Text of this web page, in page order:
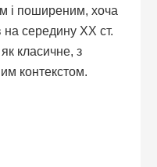
і поширеним, хоча
на середину XX ст.
класичне, з
контекстом.